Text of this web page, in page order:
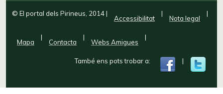
© El portal dels Pirineus, 2014|
Accessibilitat
|
Nota legal
|
Mapa
|
Contacta
|
Webs Amigues
|
També ens pots trobar a: |